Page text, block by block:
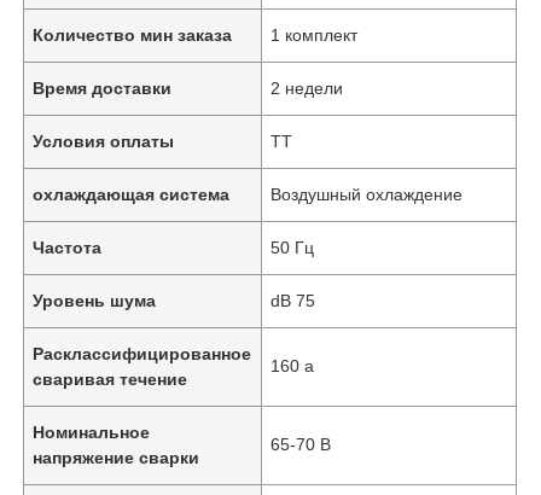
Количество мин заказа 1 комплект
Время доставки 2 недели
Условия оплаты ТТ
охлаждающая система Воздушный охлаждение
Частота 50 Гц
Уровень шума dB 75
Расклассифицированное
сваривая течение
160 a
Номинальное
напряжение сварки
65-70 В